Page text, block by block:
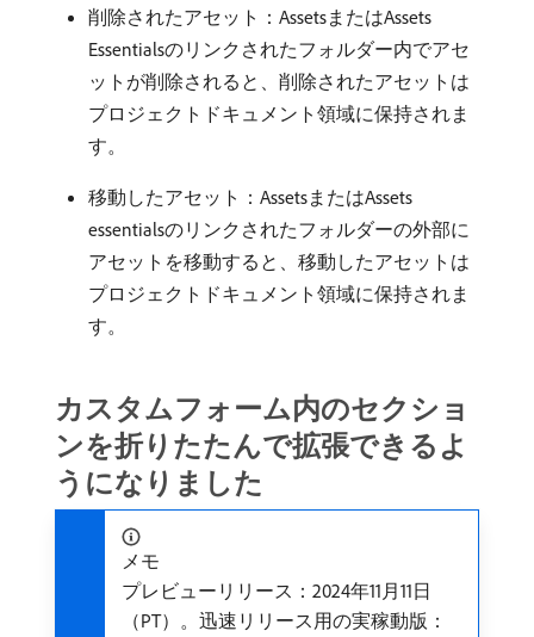
削除されたアセット：AssetsまたはAssets
Essentialsのリンクされたフォルダー内でアセ
ットが削除されると、削除されたアセットは
プロジェクトドキュメント領域に保持されま
す。
移動したアセット：AssetsまたはAssets
essentialsのリンクされたフォルダーの外部に
アセットを移動すると、移動したアセットは
プロジェクトドキュメント領域に保持されま
す。
カスタムフォーム内のセクショ
ンを折りたたんで拡張できるよ
うになりました
メモ
プレビューリリース：2024年11月11日
（PT）。迅速リリース用の実稼動版：